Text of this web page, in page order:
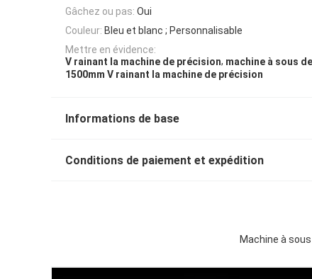
Gâchez ou pas: Oui
Couleur: Bleu et blanc ; Personnalisable
Mettre en évidence:
V rainant la machine de précision, machine à sous
1500mm V rainant la machine de précision
Informations de base
Conditions de paiement et expédition
Machine à